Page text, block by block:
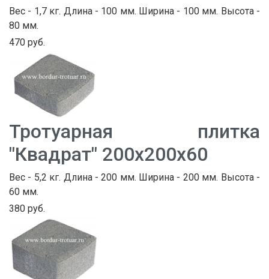
Вес - 1,7 кг. Длина - 100 мм. Ширина - 100 мм. Высота -
80 мм.
470 руб.
Тротуарная плитка
"Квадрат" 200х200х60
Вес - 5,2 кг. Длина - 200 мм. Ширина - 200 мм. Высота -
60 мм.
380 руб.